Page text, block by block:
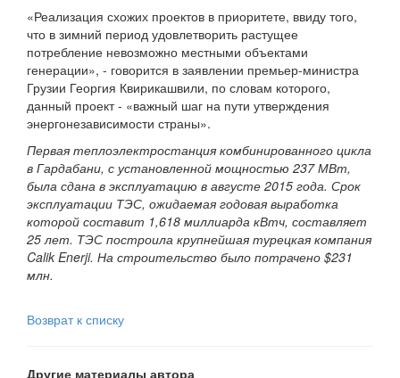
«Реализация схожих проектов в приоритете, ввиду того,
что в зимний период удовлетворить растущее
потребление невозможно местными объектами
генерации», - говорится в заявлении премьер-министра
Грузии Георгия Квирикашвили, по словам которого,
данный проект - «важный шаг на пути утверждения
энергонезависимости страны».
Первая теплоэлектростанция комбинированного цикла
в Гардабани, с установленной мощностью 237 МВт,
была сдана в эксплуатацию в августе 2015 года. Срок
эксплуатации ТЭС, ожидаемая годовая выработка
которой составит 1,618 миллиарда кВтч, составляет
25 лет. ТЭС построила крупнейшая турецкая компания
Calik Enerji. На строительство было потрачено $231
млн.
Возврат к списку
Другие материалы автора